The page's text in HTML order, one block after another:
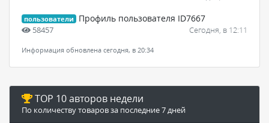
пользователи Профиль пользователя ID7667
58457 Сегодня, в 12:11
Информация обновлена сегодня, в 20:34
TOP 10 авторов недели
По количеству товаров за последние 7 дней